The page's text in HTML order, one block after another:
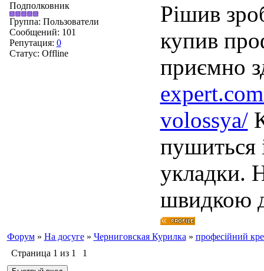
Подполковник
Группа: Пользователи
Сообщений: 101
Репутация: 0
Статус: Offline
Рішив
купив
приємно
volossya/
пушиться
укладки.
швидкою
Форум » На досуге » Черниговская Курилка » професійний
Страница 1 из 1 1